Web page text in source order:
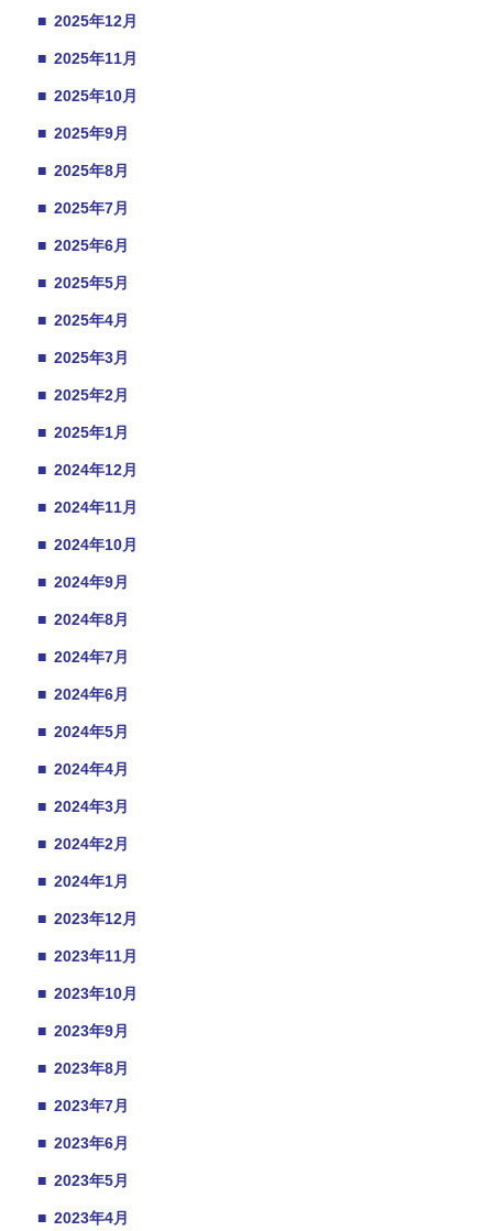
■ 2025年12月
■ 2025年11月
■ 2025年10月
■ 2025年9月
■ 2025年8月
■ 2025年7月
■ 2025年6月
■ 2025年5月
■ 2025年4月
■ 2025年3月
■ 2025年2月
■ 2025年1月
■ 2024年12月
■ 2024年11月
■ 2024年10月
■ 2024年9月
■ 2024年8月
■ 2024年7月
■ 2024年6月
■ 2024年5月
■ 2024年4月
■ 2024年3月
■ 2024年2月
■ 2024年1月
■ 2023年12月
■ 2023年11月
■ 2023年10月
■ 2023年9月
■ 2023年8月
■ 2023年7月
■ 2023年6月
■ 2023年5月
■ 2023年4月